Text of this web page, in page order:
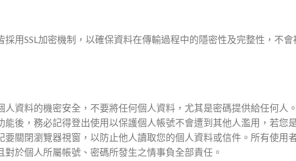
用SSL加密機制，以確保資料在傳輸過程中的隱密性及完整性，不會
資料的機密安全，不要將任何個人資料，尤其是密碼提供給任何人
後，務必記得登出使用以保護個人帳號不會遭到其他人濫用，若您
關閉瀏覽器視窗，以防止他人讀取您的個人資料或信件。所有使用
於個人所屬帳號、密碼所發生之情事負全部責任。